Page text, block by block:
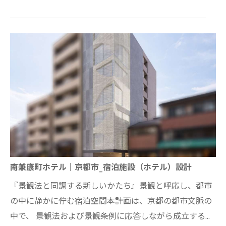
南兼康町ホテル｜京都市_宿泊施設（ホテル）設計
『景観法と同調する新しいかたち』景観と呼応し、都市
の中に静かに佇む宿泊空間本計画は、京都の都市文脈の
中で、 景観法および景観条例に応答しながら成立するホ